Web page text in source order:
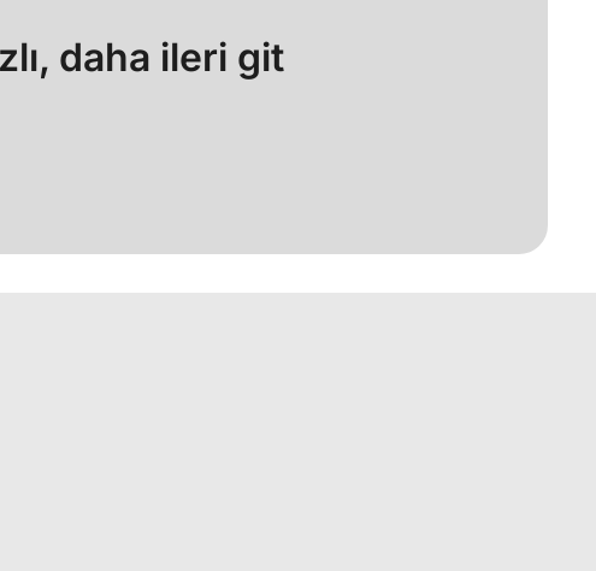
daha ileri git